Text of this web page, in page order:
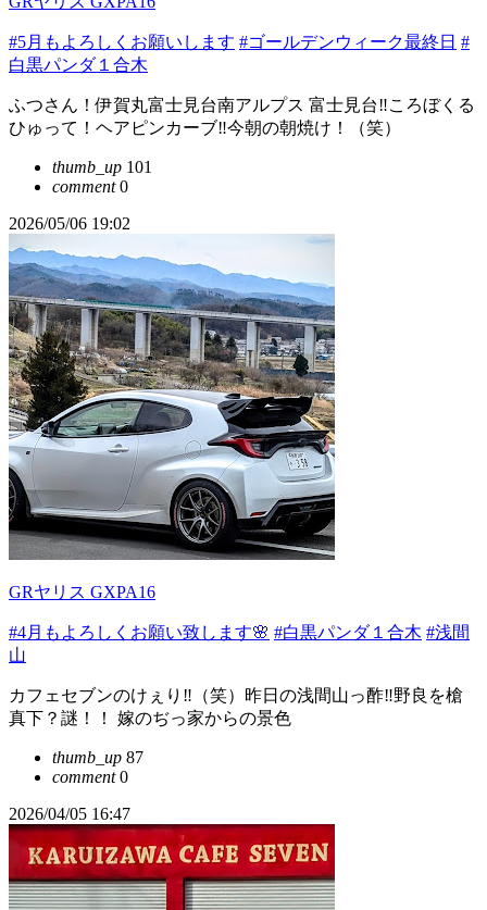
#5月もよろしくお願いします #ゴールデンウィーク最終日 #
白黒パンダ１合木
ふつさん！伊賀丸富士見台南アルプス 富士見台‼️ころぼくる
ひゅって！ヘアピンカーブ‼️今朝の朝焼け！（笑）
thumb_up 101
comment0
2026/05/06 19:02
GRヤリス GXPA16
#4月もよろしくお願い致します🌸 #白黒パンダ１合木 #浅間
山
カフェセブンのけぇり‼️（笑）昨日の浅間山っ酢‼️野良を槍
真下？謎！！ 嫁のぢっ家からの景色
thumb_up 87
comment0
2026/04/05 16:47